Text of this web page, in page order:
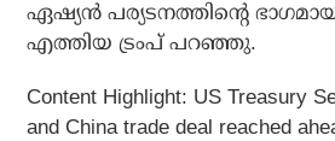
ഏഷ്യൻ പര്യടനത്തിന്റെ
എത്തിയ ട്രംപ് പറഞ്ഞു.
Content Highlight: US Treasury
and China trade deal reached